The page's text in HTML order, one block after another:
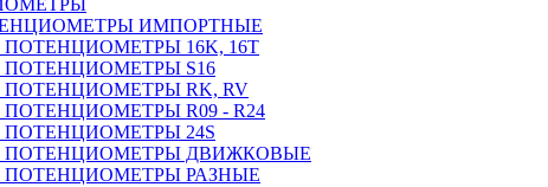
ИМПОРТНЫЕ
ПОТЕНЦИОМЕТРЫ 16K, 16T
ПОТЕНЦИОМЕТРЫ S16
ПОТЕНЦИОМЕТРЫ RK, RV
ПОТЕНЦИОМЕТРЫ R09 - R24
ПОТЕНЦИОМЕТРЫ 24S
ПОТЕНЦИОМЕТРЫ ДВИЖКОВЫЕ
ПОТЕНЦИОМЕТРЫ РАЗНЫЕ